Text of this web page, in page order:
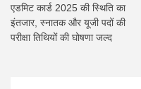
एडमिट कार्ड 2025 की स्थिति का
इंतजार, स्नातक और यूजी पदों की
परीक्षा तिथियों की घोषणा जल्द